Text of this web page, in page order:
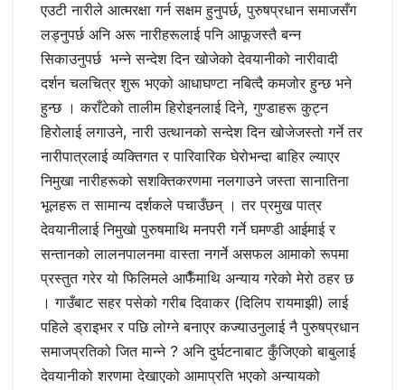
एउटी नारीले आत्मरक्षा गर्न सक्षम हुनुपर्छ, पुरुषप्रधान समाजसँग
लड्नुपर्छ अनि अरू नारीहरूलाई पनि आफूजस्तै बन्‍न
सिकाउनुपर्छ भन्‍ने सन्देश दिन खोजेको देवयानीको नारीवादी
दर्शन चलचित्र शुरू भएको आधाघण्टा नबित्दै कमजोर हुन्छ भने
हुन्छ । कराँटेको तालीम हिरोइनलाई दिने, गुण्डाहरू कुट्न
हिरोलाई लगाउने, नारी उत्थानको सन्देश दिन खोजेजस्तो गर्ने तर
नारीपात्रलाई व्यक्तिगत र पारिवारिक घेरोभन्दा बाहिर ल्याएर
निमुखा नारीहरूको सशक्तिकरणमा नलगाउने जस्ता सानातिना
भूलहरू त सामान्य दर्शकले पचाउँछन् । तर प्रमुख पात्र
देवयानीलाई निमुखो पुरुषमाथि मनपरी गर्ने घमण्डी आईमाई र
सन्तानको लालनपालनमा वास्ता नगर्ने असफल आमाको रूपमा
प्रस्तुत गरेर यो फिलिमले आफैँमाथि अन्याय गरेको मेरो ठहर छ
। गाउँबाट सहर पसेको गरीब दिवाकर (दिलिप रायमाझी) लाई
पहिले ड्राइभर र पछि लोग्ने बनाएर कज्याउनुलाई नै पुरुषप्रधान
समाजप्रतिको जित मान्‍ने ? अनि दुर्घटनाबाट कुँजिएको बाबुलाई
देवयानीको शरणमा देखाएको आमाप्रति भएको अन्यायको